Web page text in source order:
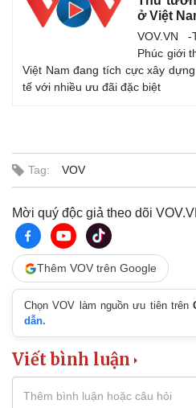
Vụ án
ở Việt
VOV.VN
Phúc giới
Việt Nam đang tích cực xây
tế với nhiều ưu đãi đặc biệt
Tag: VOV
Mời quý độc giả theo dõi
Thêm VOV trên Google
Chọn VOV làm nguồn ưu tiên trên
dẫn.
Viết bình luận